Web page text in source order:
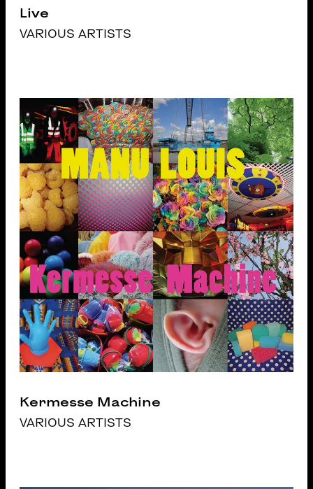
Live
VARIOUS ARTISTS
Kermesse Machine
VARIOUS ARTISTS